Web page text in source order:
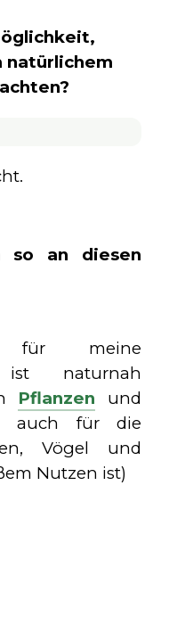
natürlichem
so an diesen
meine
ist naturnah
Pflanzen und
auch für die
Vögel und
Nutzen ist)